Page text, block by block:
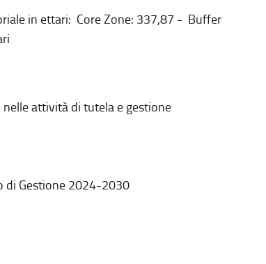
in ettari: Core Zone: 337,87 - Buffer
attività di tutela e gestione
di Gestione 2024-2030